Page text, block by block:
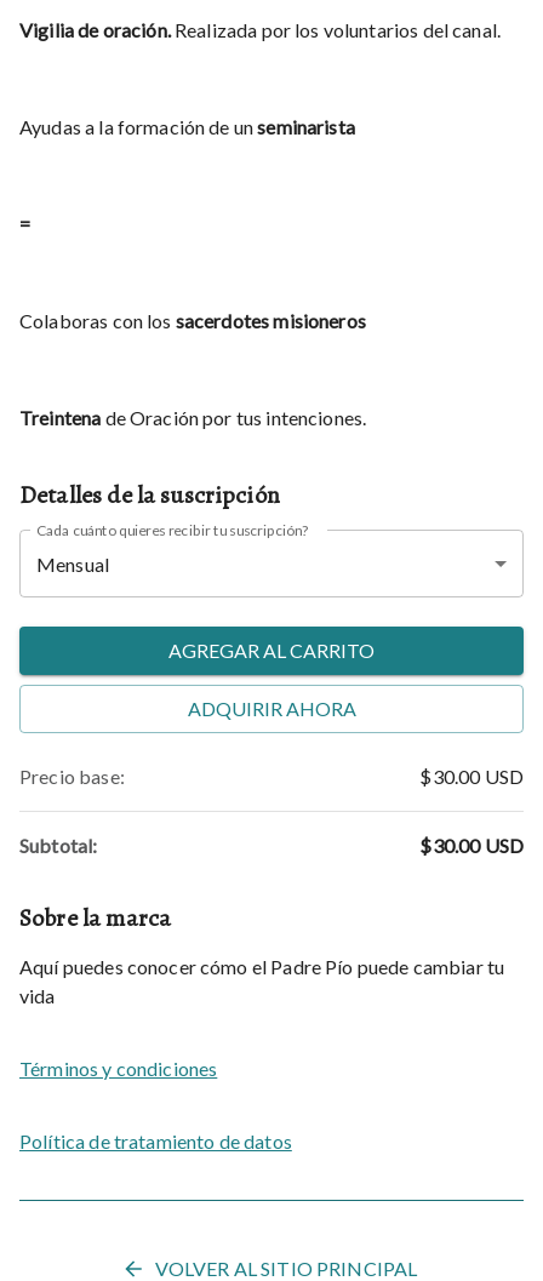
Vigilia de oración.Realizada por los voluntarios del canal.
Ayudas a la formación de unseminarista
=
Colaboras con los sacerdotes misioneros
Treintena de Oración por tus intenciones.
Detalles de la suscripción
Cada cuánto quieres recibir tu suscripción?
Mensual
AGREGAR AL CARRITO
ADQUIRIR AHORA
Precio base: $30.00 USD
Subtotal: $30.00 USD
Sobre la marca
Aquí puedes conocer cómo el Padre Pío puede cambiar tu
vida
Términos y condiciones
Política de tratamiento de datos
VOLVER AL SITIO PRINCIPAL